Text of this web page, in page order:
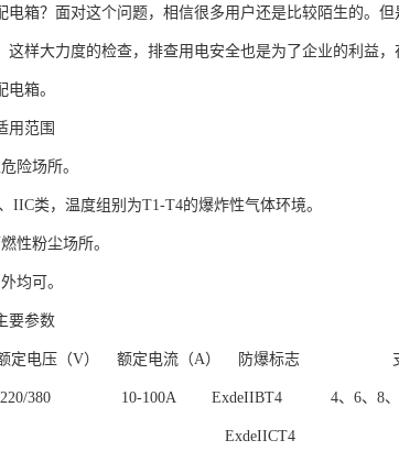
电箱？面对这个问题，相信很多用户还是比较陌生的。
这样大力度的检查，排查用电安全也是为了企业的利益
电箱。
用范围
险场所。
IIC类，温度组别为T1-T4的爆炸性气体环境。
性粉尘场所。
均可。
要参数
额定电压（V） 额定电流（A） 防爆
380 10-100A ExdeIIBT4 4、6、8